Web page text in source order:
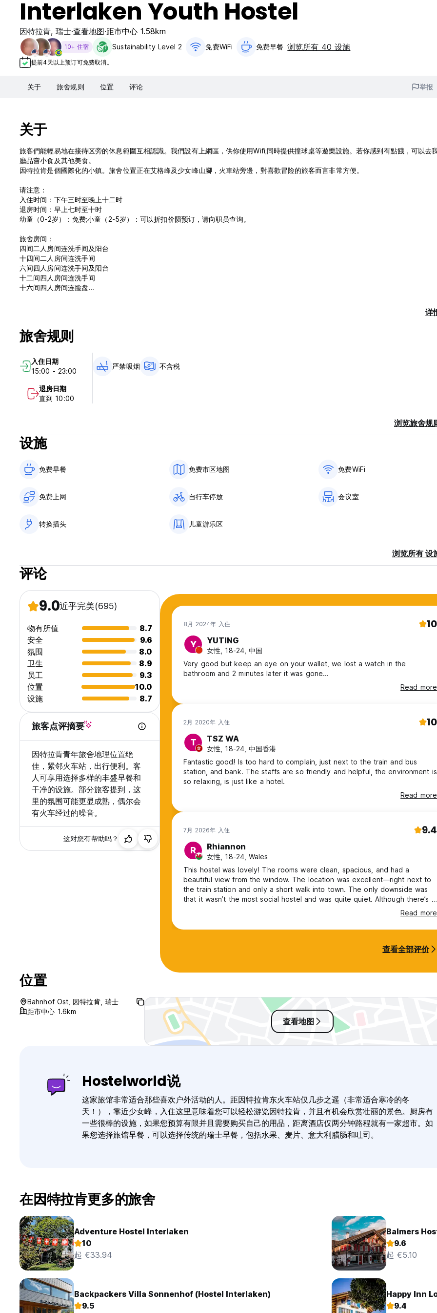
Interlaken Youth Hostel
因特拉肯, 瑞士 查看地图 距市中心 1.58km
10+ 住宿 Sustainability Level 2 免费WiFi 免费早餐‎ 浏览所有 40 设施
提前4天以上预订可免费取消。
关于 旅舍规则 位置 评论 举报
关于
旅客們能輕易地在接待区旁的休息範圍互相認識。我們設有上網區，供你使用Wifi;同時提供撞球桌等遊樂設施。若你感到有點餓，可以去
廳品嘗小食及其他美食。
因特拉肯是個國際化的小鎮。旅舍位置正在艾格峰及少女峰山腳，火車站旁邊，對喜歡冒险的旅客而言非常方便。
请注意：
入住时间：下午三时至晚上十二时
退房时间：早上七时至十时
幼童（0-2岁）：免费;小童（2-5岁）：可以折扣价陨预订，请向职员查询。
旅舍房间：
四间二人房间连洗手间及阳台
十四间二人房间连洗手间
六间四人房间连洗手间及阳台
十二间四人房间连洗手间
十六间四人房间连脸盘
沐浴间及洗手间设于地下。
详
旅舍规则
入住日期
15:00 - 23:00
退房日期
直到 10:00
严禁吸烟 不含税
浏览旅舍规
设施
免费早餐‎ 免费市区地图 免费WiFi
免费上网 自行车停放 会议室
转换插头 儿童游乐区
浏览所有 设
评论
9.0近乎完美(695)
物有所值
8.7
安全
9.6
氛围
8.0
卫生
8.9
员工
9.3
位置
10.0
设施
8.7
旅客点评摘要
因特拉肯青年旅舍地理位置绝
佳，紧邻火车站，出行便利。客
人可享用选择多样的丰盛早餐和
干净的设施。部分旅客提到，这
里的氛围可能更显成熟，偶尔会
有火车经过的噪音。
这对您有帮助吗？
8月 2024年 入住 10
Y YUTING
女性, 18-24, 中国
Very good but keep an eye on your wallet, we lost a watch in the
bathroom and 2 minutes later it was gone...
Read more
2月 2020年 入住 10
T TSZ WA
女性, 18-24, 中国香港
Fantastic good! Is too hard to complain, just next to the train and bus
station, and bank. The staffs are so friendly and helpful, the environment is
so relaxing, is just like a hotel.
Read more
7月 2026年 入住 9.4
R Rhiannon
女性, 18-24, Wales
This hostel was lovely! The rooms were clean, spacious, and had a
beautiful view from the window. The location was excellent—right next to
the train station and only a short walk into town. The only downside was
that it wasn’t the most social hostel and was quite quiet. Although there’s a
bar downstairs, it’s open to the public, so it was a bit more difficult to meet
Read more
查看全部评价
位置
Bahnhof Ost, 因特拉肯, 瑞士
距市中心 1.6km
查看地图
Hostelworld说
这家旅馆非常适合那些喜欢户外活动的人。距因特拉肯东火车站仅几步之遥（非常适合寒冷的冬
天！），靠近少女峰，入住这里意味着您可以轻松游览因特拉肯，并且有机会欣赏壮丽的景色。厨房有
一些很棒的设施，如果您预算有限并且需要购买自己的用品，距离酒店仅两分钟路程就有一家超市。如
果您选择旅馆早餐，可以选择传统的瑞士早餐，包括水果、麦片、意大利腊肠和吐司。
在因特拉肯更多的旅舍
Adventure Hostel Interlaken
10
起 €33.94
Balmers
9.6
起 €5.10
Backpackers Villa Sonnenhof (Hostel Interlaken)
9.5
Happy Inn
9.4